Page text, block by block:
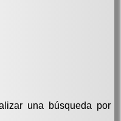
una búsqueda por